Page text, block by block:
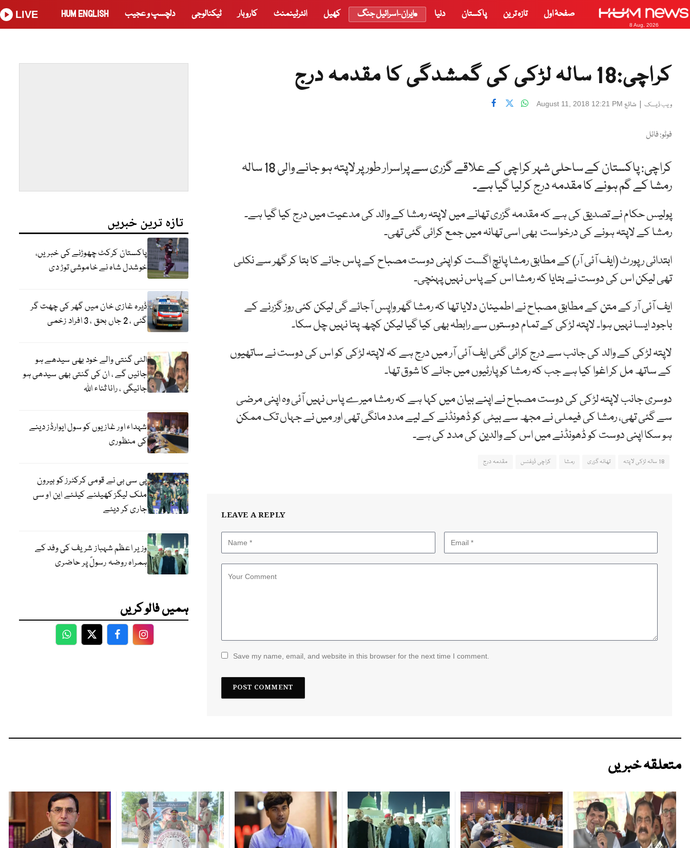
8 Aug, 2026
صفحۂ اول تازہ ترین پاکستان دنیا ایران-اسرائیل جنگ کھیل انٹرٹینمنٹ کاروبار ٹیکنالوجی دلچسپ و عجیب HUM ENGLISH
LIVE
کراچی:18 سالہ لڑکی کی گمشدگی کا مقدمہ درج
ویب ڈیسک | شائع August 11, 2018 12:21 PM
فوٹو: فائل
کراچی: پاکستان کے ساحلی شہر کراچی کے علاقے گزری سے پراسرار طور پر لاپتہ ہو جانے والی 18 سالہ
رمشا کے گم ہونے کا مقدمہ درج کرلیا گیا ہے۔
پولیس حکام نے تصدیق کی ہے کہ مقدمہ گزری تھانے میں لاپتہ رمشا کے والد کی مدعیت میں درج کیا گیا ہے۔
رمشا کے لاپتہ ہونے کی درخواست بھی اسی تھانہ میں جمع کرائی گئی تھی۔
ابتدائی رپورٹ (ایف آئی آر) کے مطابق رمشا پانچ اگست کو اپنی دوست مصباح کے پاس جانے کا بتا کر گھر سے نکلی
تھی لیکن اس کی دوست نے بتایا کہ رمشا اس کے پاس نہیں پہنچی۔
ایف آئی آر کے متن کے مطابق مصباح نے اطمینان دلایا تھا کہ رمشا گھر واپس آجائے گی لیکن کئی روز گزرنے کے
باجود ایسا نہیں ہوا۔ لاپتہ لڑکی کے تمام دوستوں سے رابطہ بھی کیا گیا لیکن کچھ پتا نہیں چل سکا۔
لاپتہ لڑکی کے والد کی جانب سے درج کرائی گئی ایف آئی آر میں درج ہے کہ لاپتہ لڑکی کو اس کی دوست نے ساتھیوں
کے ساتھ مل کر اغوا کیا ہے جب کہ رمشا کو پارٹیوں میں جانے کا شوق تھا۔
دوسری جانب لاپتہ لڑکی کی دوست مصباح نے اپنے بیان میں کہا ہے کہ رمشا میرے پاس نہیں آئی وہ اپنی مرضی
سے گئی تھی، رمشا کی فیملی نے مجھ سے بیٹی کو ڈھونڈنے کے لیے مدد مانگی تھی اور میں نے جہاں تک ممکن
ہو سکا اپنی دوست کو ڈھونڈنے میں اس کے والدین کی مدد کی ہے۔
18 سالہ لڑکی لاپتہ تھانہ گزری رمشا کراچی ڈیفنس مقدمہ درج
LEAVE A REPLY
Save my name, email, and website in this browser for the next time I comment.
تازہ ترین خبریں
پاکستان کرکٹ چھوڑنے کی خبریں،
خوشدل شاہ نے خاموشی توڑ دی
ڈیرہ غازی خان میں گھر کی چھت گر
گئی ، 2 جاں بحق ، 3 افراد زخمی
الٹی گنتی والے خود بھی سیدھے ہو
جائیں گے ، ان کی گنتی بھی سیدھی ہو
جائیگی ، رانا ثناء اللہ
شہداء اور غازیوں کو سول ایوارڈز دینے
کی منظوری
پی سی بی نے قومی کرکٹرز کو بیرون
ملک لیگز کھیلنے کیلئے این او سی
جاری کر دیئے
وزیر اعظم شہباز شریف کی وفد کے
ہمراہ روضہ رسولؐ پر حاضری
ہمیں فالو کریں
WhatsApp
TwitterFacebookFacebook
متعلقہ خبریں